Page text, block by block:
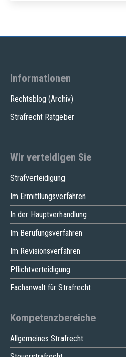
Informationen
Rechtsblog (Archiv)
Strafrecht Ratgeber
Wir verteidigen Sie
Strafverteidigung
Im Ermittlungsverfahren
In der Hauptverhandlung
Im Berufungsverfahren
Im Revisionsverfahren
Pflichtverteidigung
Fachanwalt für Strafrecht
Kompetenzbereiche
Allgemeines Strafrecht